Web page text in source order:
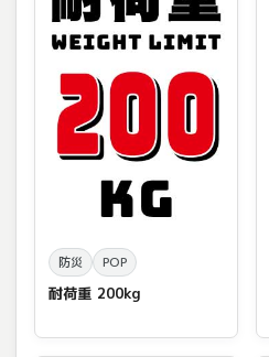
防災 POP
耐荷重 200kg